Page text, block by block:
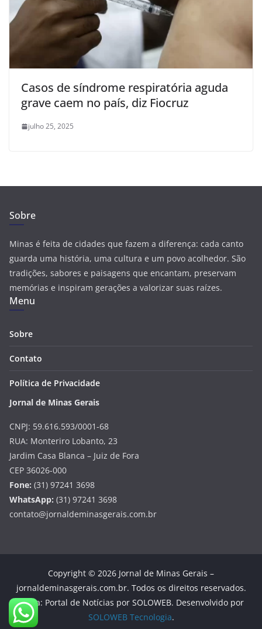
Casos de síndrome respiratória aguda
grave caem no país, diz Fiocruz
julho 25, 2025
Sobre
Minas é feita de cidades que fazem a diferença: cada canto
guarda uma história, uma cultura e um povo acolhedor. São
tradições, sabores e paisagens que encantam, preservam
memórias e inspiram gerações a valorizar suas raízes.
Menu
Sobre
Contato
Política de Privacidade
Jornal de Minas Gerais
CNPJ: 59.616.593/0001-68
RUA: Monteriro Lobanto, 23
Jardim Casa Blanca – Juiz de Fora
CEP 36026-000
Fone: (31) 97241 3698
WhatsApp: (31) 97241 3698
contato@jornaldeminasgerais.com.br
Copyright © 2026 Jornal de Minas Gerais –
jornaldeminasgerais.com.br. Todos os direitos reservados.
Tema: Portal de Notícias por SOLOWEB. Desenvolvido por
SOLOWEB Tecnologia.